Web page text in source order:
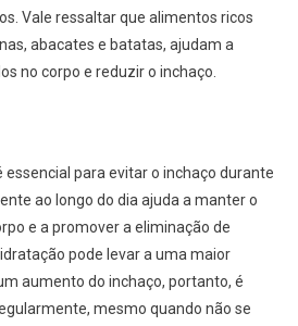
Vale ressaltar que alimentos ricos
abacates e batatas, ajudam a
no corpo e reduzir o inchaço.
para evitar o inchaço durante
ao longo do dia ajuda a manter o
e a promover a eliminação de
pode levar a uma maior
aumento do inchaço, portanto, é
mesmo quando não se